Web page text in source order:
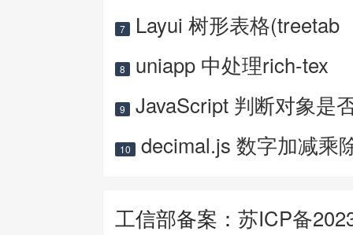
7 Layui 树形表格(treetab
8 uniapp 中处理rich-tex
9 JavaScript 判断对象是
10 decimal.js 数字加减乘
工信部备案： 苏ICP备